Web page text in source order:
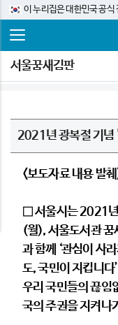
이 누리집은 대한민국 공식
서울꿈새김판
2021년 광복절 기념
<보도자료 내용 발췌
□ 서울시는 2021
(월), 서울도서관 꿈
과 함께 ‘관심이 사
도, 국민이 지킵니다
우리 국민들의 끊임
국의 주권을 지켜나